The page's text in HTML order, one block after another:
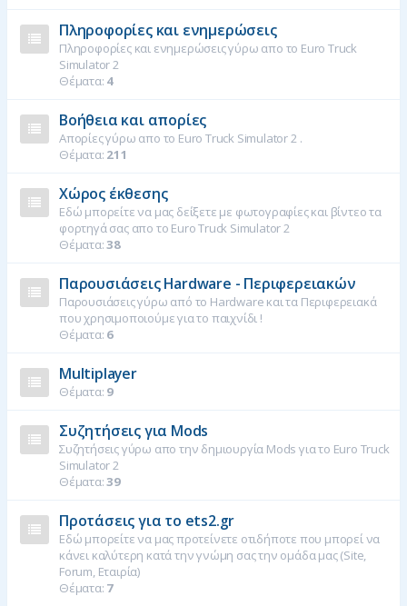
Πληροφορίες και ενημερώσεις
Πληροφορίες και ενημερώσεις γύρω απο το Euro Truck
Simulator 2
Θέματα: 4
Βοήθεια και απορίες
Απορίες γύρω απο το Euro Truck Simulator 2 .
Θέματα: 211
Χώρος έκθεσης
Εδώ μπορείτε να μας δείξετε με φωτογραφίες και βίντεο τα
φορτηγά σας απο το Euro Truck Simulator 2
Θέματα:38
Παρουσιάσεις Hardware - Περιφερειακών
Παρουσιάσεις γύρω από το Hardware και τα Περιφερειακά
που χρησιμοποιούμε για το παιχνίδι !
Θέματα: 6
Multiplayer
Θέματα: 9
Συζητήσεις για Mods
Συζητήσεις γύρω απο την δημιουργία Mods για το Euro Truck
Simulator 2
Θέματα:39
Προτάσεις για το ets2.gr
Εδώ μπορείτε να μας προτείνετε οτιδήποτε που μπορεί να
κάνει καλύτερη κατά την γνώμη σας την ομάδα μας (Site,
Forum, Εταιρία)
Θέματα: 7